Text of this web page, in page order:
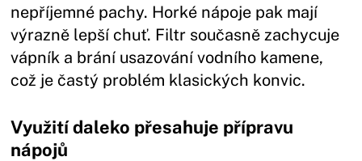
nepříjemné pachy. Horké nápoje pak mají
výrazně lepší chuť. Filtr současně zachycuje
vápník a brání usazování vodního kamene,
což je častý problém klasických konvic.
Využití daleko přesahuje přípravu
nápojů